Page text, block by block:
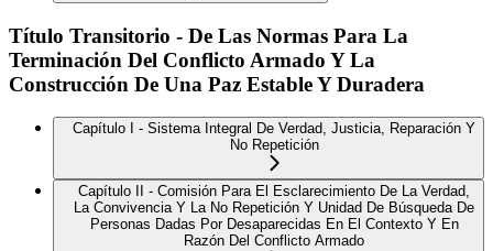
Título Transitorio - De Las Normas Para La
Terminación Del Conflicto Armado Y La
Construcción De Una Paz Estable Y Duradera
Capítulo I - Sistema Integral De Verdad, Justicia, Reparación Y
No Repetición
Capítulo II - Comisión Para El Esclarecimiento De La Verdad,
La Convivencia Y La No Repetición Y Unidad De Búsqueda De
Personas Dadas Por Desaparecidas En El Contexto Y En
Razón Del Conflicto Armado